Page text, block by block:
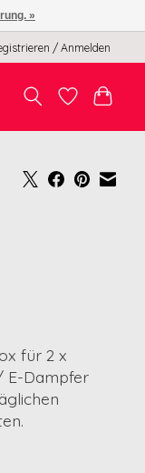
/ Anmelden
für 2 x
E-Dampfer
»